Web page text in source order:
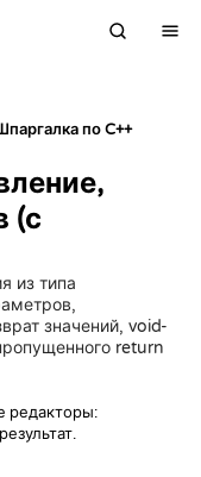
по C++
(с
из типа
значений, void-
return
редакторы: